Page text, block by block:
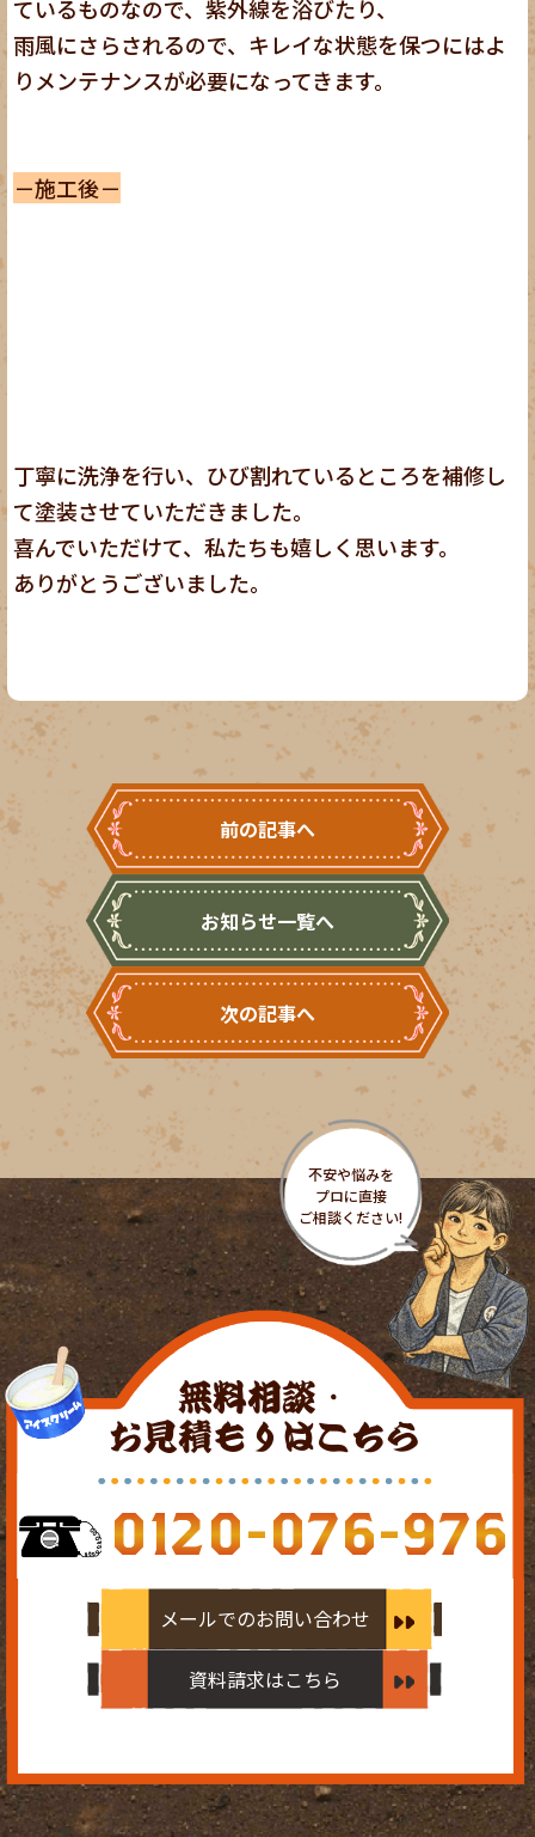
ているものなので、紫外線を浴びたり、
雨風にさらされるので、キレイな状態を保つにはよ
りメンテナンスが必要になってきます。
－施工後－
丁寧に洗浄を行い、ひび割れているところを補修し
て塗装させていただきました。
喜んでいただけて、私たちも嬉しく思います。
ありがとうございました。
前の記事へ
お知らせ一覧へ
次の記事へ
無料相談・
お見積もりはこちら
0120-076-976
メールでのお問い合わせ
資料請求はこちら